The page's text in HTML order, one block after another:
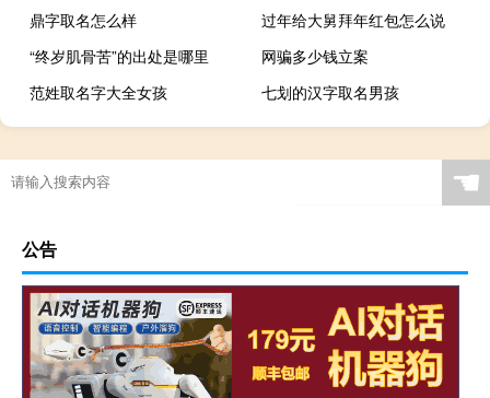
鼎字取名怎么样
过年给大舅拜年红包怎么说
“终岁肌骨苦”的出处是哪里
网骗多少钱立案
范姓取名字大全女孩
七划的汉字取名男孩
☚
公告